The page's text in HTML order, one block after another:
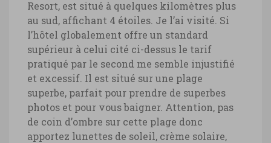
Resort, est situé à quelques kilomètres plus
au sud, affichant 4 étoiles. Je l’ai visité. Si
l’hôtel globalement offre un standard
supérieur à celui cité ci-dessus le tarif
pratiqué par le second me semble injustifié
et excessif. Il est situé sur une plage
superbe, parfait pour prendre de superbes
photos et pour vous baigner. Attention, pas
de coin d’ombre sur cette plage donc
apportez lunettes de soleil, crème solaire,